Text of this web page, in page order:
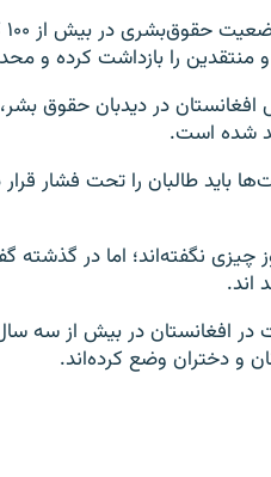
و منتقدین را بازداشت کرده و
در دیدبان حقوق
شده است.
طالبان را تحت فشار قرار
چیزی نگفته‌اند؛ اما در گذشته
اند.
در افغانستان در بیش از سه
و دختران وضع کرده‌اند.